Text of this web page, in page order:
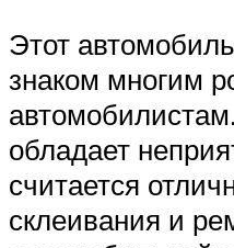
Этот
знаком многим
обладает
считается
склеивания и